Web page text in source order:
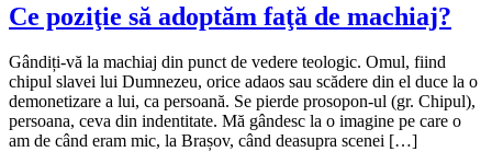
Ce poziţie să adoptăm faţă de machiaj?
Gândiți-vă la machiaj din punct de vedere teologic. Omul, fiind
chipul slavei lui Dumnezeu, orice adaos sau scădere din el duce la o
demonetizare a lui, ca persoană. Se pierde prosopon-ul (gr. Chipul),
persoana, ceva din indentitate. Mă gândesc la o imagine pe care o
am de când eram mic, la Brașov, când deasupra scenei […]